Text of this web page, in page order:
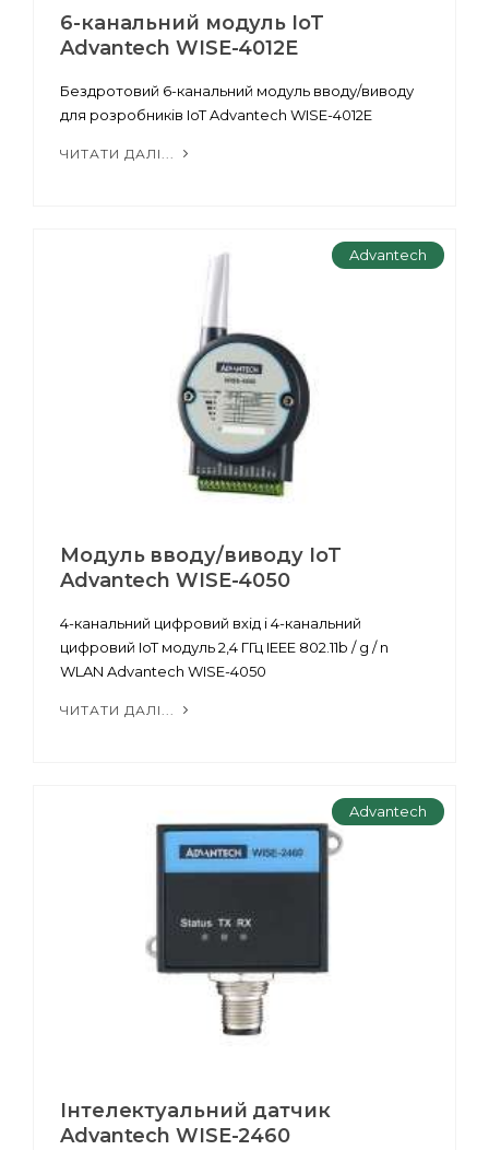
6-канальний модуль IoT
Advantech WISE-4012E
Бездротовий 6-канальний модуль вводу/виводу
для розробників IoT Advantech WISE-4012E
ЧИТАТИ ДАЛІ...
Advantech
Mодуль вводу/виводу IoT
Advantech WISE-4050
4-канальний цифровий вхід і 4-канальний
цифровий IoT модуль 2,4 ГГц IEEE 802.11b / g / n
WLAN Advantech WISE-4050
ЧИТАТИ ДАЛІ...
Advantech
Інтелектуальний датчик
Advantech WISE-2460